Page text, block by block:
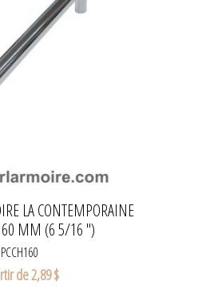
LA CONTEMPORAINE
MM (6 5/16 ")
PCCH160
de 2,89 $